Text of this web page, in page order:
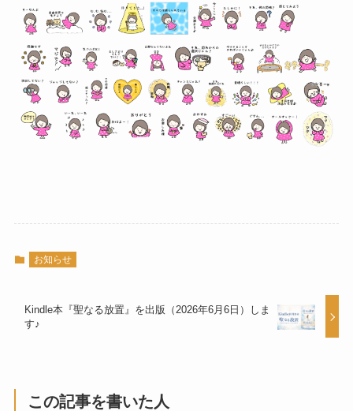
お知らせ
Kindle本『聖なる放置』を出版（2026年6月6日）しま
す♪
この記事を書いた人